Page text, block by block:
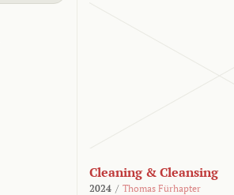
Cleaning & Cleansing
2024 / Thomas Fürhapter